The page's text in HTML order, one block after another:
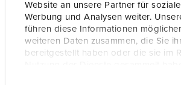
Website an unsere Partner für
Werbung und Analysen weiter.
führen diese Informationen
weiteren Daten zusammen, die Sie
bereitgestellt haben oder die sie im
Bestellnr. 14343